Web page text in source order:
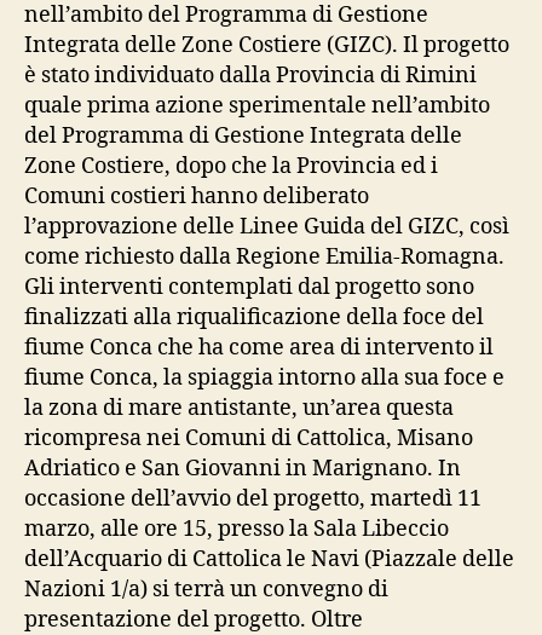
nell’ambito del Programma di Gestione
Integrata delle Zone Costiere (GIZC). Il progetto
è stato individuato dalla Provincia di Rimini
quale prima azione sperimentale nell’ambito
del Programma di Gestione Integrata delle
Zone Costiere, dopo che la Provincia ed i
Comuni costieri hanno deliberato
l’approvazione delle Linee Guida del GIZC, così
come richiesto dalla Regione Emilia-Romagna.
Gli interventi contemplati dal progetto sono
finalizzati alla riqualificazione della foce del
fiume Conca che ha come area di intervento il
fiume Conca, la spiaggia intorno alla sua foce e
la zona di mare antistante, un’area questa
ricompresa nei Comuni di Cattolica, Misano
Adriatico e San Giovanni in Marignano. In
occasione dell’avvio del progetto, martedì 11
marzo, alle ore 15, presso la Sala Libeccio
dell’Acquario di Cattolica le Navi (Piazzale delle
Nazioni 1/a) si terrà un convegno di
presentazione del progetto. Oltre